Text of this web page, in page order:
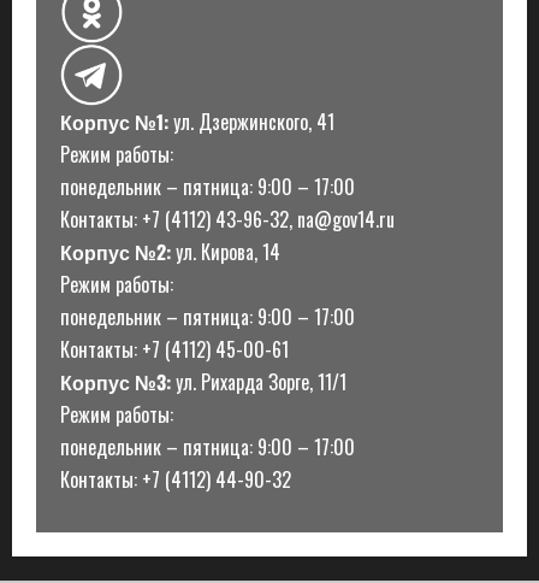
Корпус №1:ул. Дзержинского, 41
Режим работы:
понедельник – пятница: 9:00 – 17:00
Контакты: +7 (4112) 43-96-32, na@gov14.ru
Корпус №2:ул. Кирова, 14
Режим работы:
понедельник – пятница: 9:00 – 17:00
Контакты: +7 (4112) 45-00-61
Корпус №3:ул. Рихарда Зорге, 11/1
Режим работы:
понедельник – пятница: 9:00 – 17:00
Контакты: +7 (4112) 44-90-32